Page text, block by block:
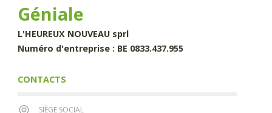
Géniale
L'HEUREUX NOUVEAU sprl
Numéro d'entreprise : BE 0833.437.955
CONTACTS
SIÈGE SOCIAL